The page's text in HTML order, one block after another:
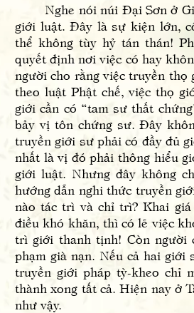
Nghe nói núi Đại Sơn ở
giới luật. Đây là sự kiện lớn,
thể không tùy hỷ tán thán!
quyết định nơi việc có hay
người cho rằng việc truyền
theo luật Phật chế, việc thọ
giới cần có “tam sư thất
bảy vị tôn chứng sư. Đây
truyền giới sư phải có đầy đủ
nhất là vị đó phải thông hiểu
giới luật. Nhưng đây không
hướng dẫn nghi thức truyền
nào tác trì và chỉ trì? Khai
điều khó khăn, thì có lẽ việc
trì giới thanh tịnh! Còn người
phạm già nạn. Nếu cả hai
truyền giới pháp tỳ-kheo chỉ
thành xong tất cả. Hiện nay ở
như vậy.